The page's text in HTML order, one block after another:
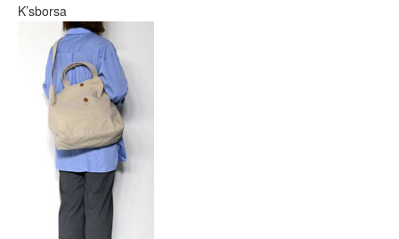
K’sborsa